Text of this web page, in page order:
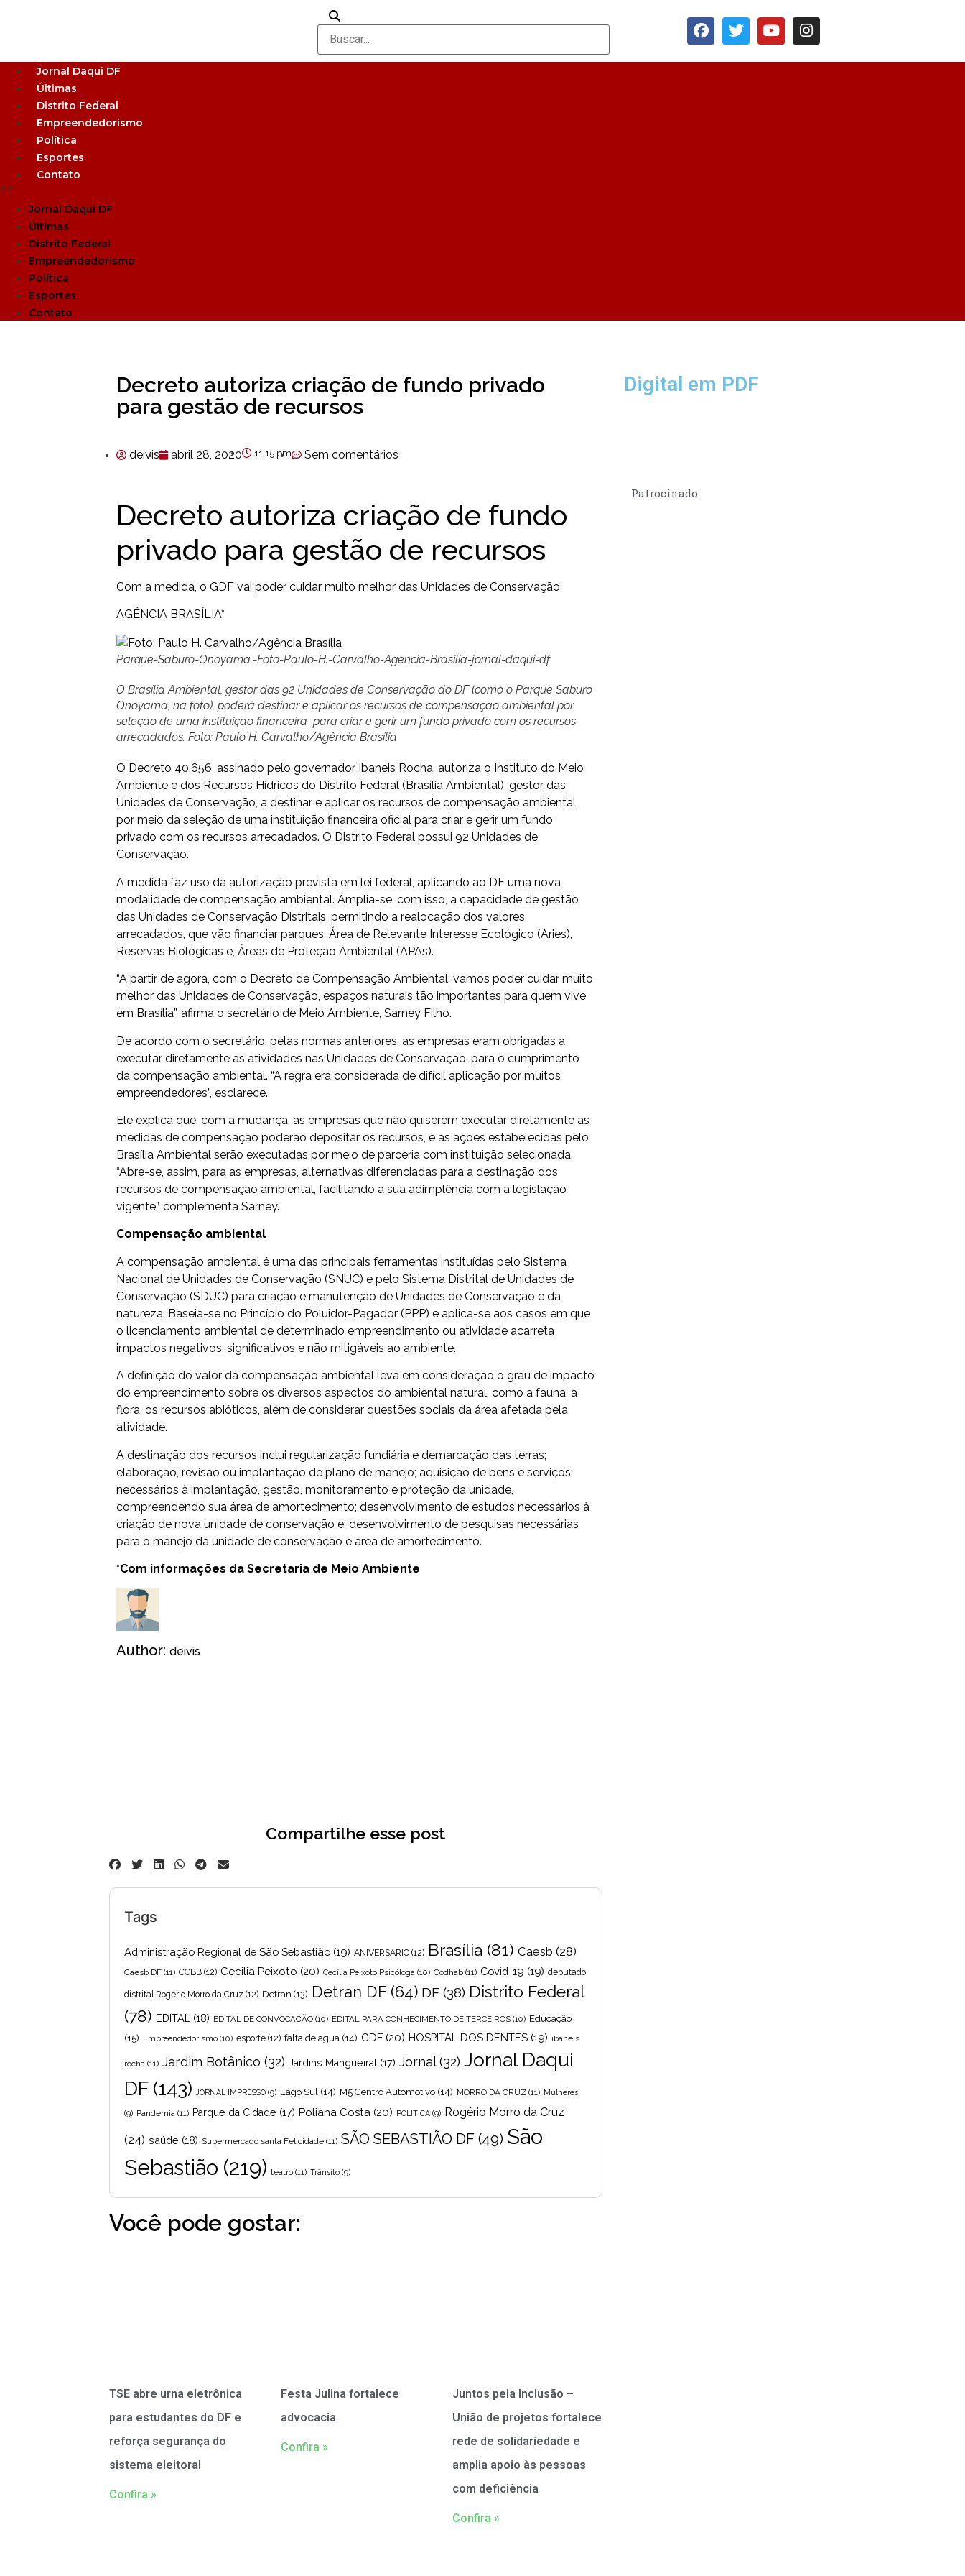
Jornal Daqui DF
Últimas
Distrito Federal
Empreendedorismo
Política
Esportes
Contato
Jornal Daqui DF
Últimas
Distrito Federal
Empreendedorismo
Política
Esportes
Contato
Decreto autoriza criação de fundo privado
para gestão de recursos
deivis abril 28, 2020 11:15 pm Sem comentários
Decreto autoriza criação de fundo
privado para gestão de recursos
Com a medida, o GDF vai poder cuidar muito melhor das Unidades de Conservação
AGÊNCIA BRASÍLIA*
Parque-Saburo-Onoyama.-Foto-Paulo-H.-Carvalho-Agencia-Brasilia-jornal-daqui-df
O Brasília Ambiental, gestor das 92 Unidades de Conservação do DF (como o Parque Saburo
Onoyama, na foto), poderá destinar e aplicar os recursos de compensação ambiental por
seleção de uma instituição financeira para criar e gerir um fundo privado com os recursos
arrecadados. Foto: Paulo H. Carvalho/Agência Brasília
O Decreto 40.656, assinado pelo governador Ibaneis Rocha, autoriza o Instituto do Meio
Ambiente e dos Recursos Hídricos do Distrito Federal (Brasília Ambiental), gestor das
Unidades de Conservação, a destinar e aplicar os recursos de compensação ambiental
por meio da seleção de uma instituição financeira oficial para criar e gerir um fundo
privado com os recursos arrecadados. O Distrito Federal possui 92 Unidades de
Conservação.
A medida faz uso da autorização prevista em lei federal, aplicando ao DF uma nova
modalidade de compensação ambiental. Amplia-se, com isso, a capacidade de gestão
das Unidades de Conservação Distritais, permitindo a realocação dos valores
arrecadados, que vão financiar parques, Área de Relevante Interesse Ecológico (Aries),
Reservas Biológicas e, Áreas de Proteção Ambiental (APAs).
“A partir de agora, com o Decreto de Compensação Ambiental, vamos poder cuidar muito
melhor das Unidades de Conservação, espaços naturais tão importantes para quem vive
em Brasília”, afirma o secretário de Meio Ambiente, Sarney Filho.
De acordo com o secretário, pelas normas anteriores, as empresas eram obrigadas a
executar diretamente as atividades nas Unidades de Conservação, para o cumprimento
da compensação ambiental. “A regra era considerada de difícil aplicação por muitos
empreendedores”, esclarece.
Ele explica que, com a mudança, as empresas que não quiserem executar diretamente as
medidas de compensação poderão depositar os recursos, e as ações estabelecidas pelo
Brasília Ambiental serão executadas por meio de parceria com instituição selecionada.
“Abre-se, assim, para as empresas, alternativas diferenciadas para a destinação dos
recursos de compensação ambiental, facilitando a sua adimplência com a legislação
vigente”, complementa Sarney.
Compensação ambiental
A compensação ambiental é uma das principais ferramentas instituídas pelo Sistema
Nacional de Unidades de Conservação (SNUC) e pelo Sistema Distrital de Unidades de
Conservação (SDUC) para criação e manutenção de Unidades de Conservação e da
natureza. Baseia-se no Princípio do Poluidor-Pagador (PPP) e aplica-se aos casos em que
o licenciamento ambiental de determinado empreendimento ou atividade acarreta
impactos negativos, significativos e não mitigáveis ao ambiente.
A definição do valor da compensação ambiental leva em consideração o grau de impacto
do empreendimento sobre os diversos aspectos do ambiental natural, como a fauna, a
flora, os recursos abióticos, além de considerar questões sociais da área afetada pela
atividade.
A destinação dos recursos inclui regularização fundiária e demarcação das terras;
elaboração, revisão ou implantação de plano de manejo; aquisição de bens e serviços
necessários à implantação, gestão, monitoramento e proteção da unidade,
compreendendo sua área de amortecimento; desenvolvimento de estudos necessários à
criação de nova unidade de conservação e; desenvolvimento de pesquisas necessárias
para o manejo da unidade de conservação e área de amortecimento.
*Com informações da Secretaria de Meio Ambiente
Author: deivis
Compartilhe esse post
Tags
Administração Regional de São Sebastião (19) ANIVERSARIO (12) Brasília (81) Caesb (28)
Caesb DF (11) CCBB (12) Cecilia Peixoto (20) Cecília Peixoto Psicóloga (10) Codhab (11) Covid-19 (19) deputado
distrital Rogério Morro da Cruz (12) Detran (13) Detran DF(64) DF (38) Distrito Federal
(78) EDITAL (18) EDITAL DE CONVOCAÇÃO (10) EDITAL PARA CONHECIMENTO DE TERCEIROS (10) Educação
(15) Empreendedorismo (10) esporte (12) falta de agua (14) GDF (20) HOSPITAL DOS DENTES (19) ibaneis
rocha (11) Jardim Botânico (32) Jardins Mangueiral (17) Jornal(32) Jornal Daqui
DF(143) JORNAL IMPRESSO (9) Lago Sul (14) M5 Centro Automotivo (14) MORRO DA CRUZ (11) Mulheres
(9) Pandemia (11) Parque da Cidade (17) Poliana Costa (20) POLITICA (9) Rogério Morro da Cruz
(24) saúde (18) Supermercado santa Felicidade (11) SÃO SEBASTIÃO DF (49) São
Sebastião (219) teatro (11) Trânsito (9)
Você pode gostar:
TSE abre urna eletrônica
para estudantes do DF e
reforça segurança do
sistema eleitoral
Confira »
Festa Julina fortalece
advocacia
Confira »
Juntos pela Inclusão –
União de projetos fortalece
rede de solidariedade e
amplia apoio às pessoas
com deficiência
Confira »
Digital em PDF
Patrocinado